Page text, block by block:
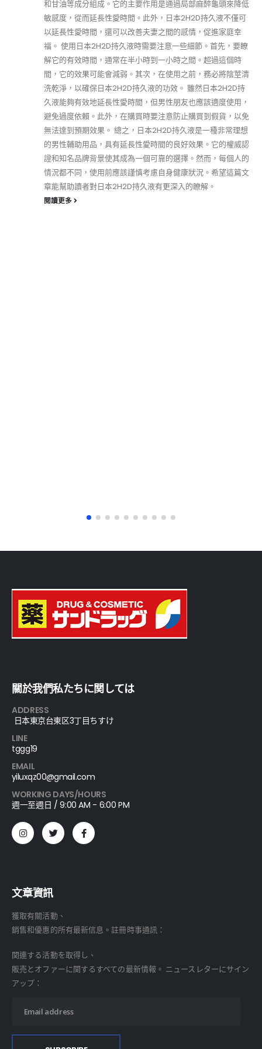
和甘油等成分組成。它的主要作用是通過局部麻醉龜頭來降低
敏感度，從而延長性愛時間。此外，日本2H2D持久液不僅可
以延長性愛時間，還可以改善夫妻之間的感情，促進家庭幸
福。 使用日本2H2D持久液時需要注意一些細節。首先，要瞭
解它的有效時間，通常在半小時到一小時之間。超過這個時
間，它的效果可能會減弱。其次，在使用之前，務必將陰莖清
洗乾淨，以確保日本2H2D持久液的功效。 雖然日本2H2D持
久液能夠有效地延長性愛時間，但男性朋友也應該適度使用，
避免過度依賴。此外，在購買時要注意防止購買到假貨，以免
無法達到預期效果。 總之，日本2H2D持久液是一種非常理想
的男性輔助用品，具有延長性愛時間的良好效果。它的權威認
證和知名品牌背景使其成為一個可靠的選擇。然而，每個人的
情況都不同，使用前應該謹慎考慮自身健康狀況。希望這篇文
章能幫助讀者對日本2H2D持久液有更深入的瞭解。
閱讀更多
關於我們私たちに関しては
ADDRESS
日本東京台東区3丁目ちすけ
LINE
tggg19
EMAIL
yiluxqz00@gmail.com
WORKING DAYS/HOURS
週一至週日 / 9:00 AM - 6:00 PM
文章資訊
獲取有關活動、
銷售和優惠的所有最新信息。註冊時事通訊：
関連する活動を取得し、
販売とオファーに関するすべての最新情報。 ニュースレターにサイン
アップ：